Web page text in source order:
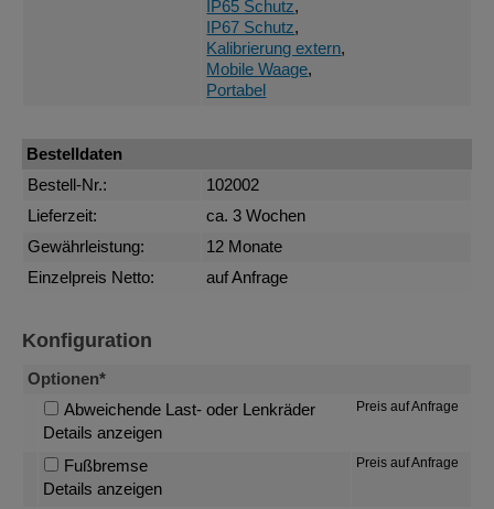
IP65 Schutz,
IP67 Schutz,
Kalibrierung extern,
Mobile Waage,
Portabel
Bestelldaten
Bestell-Nr.:
102002
Lieferzeit:
ca. 3 Wochen
Gewährleistung:
12 Monate
Einzelpreis Netto:
auf Anfrage
Konfiguration
Optionen*
Abweichende Last- oder Lenkräder
Details anzeigen
Preis auf Anfrage
Fußbremse
Details anzeigen
Preis auf Anfrage